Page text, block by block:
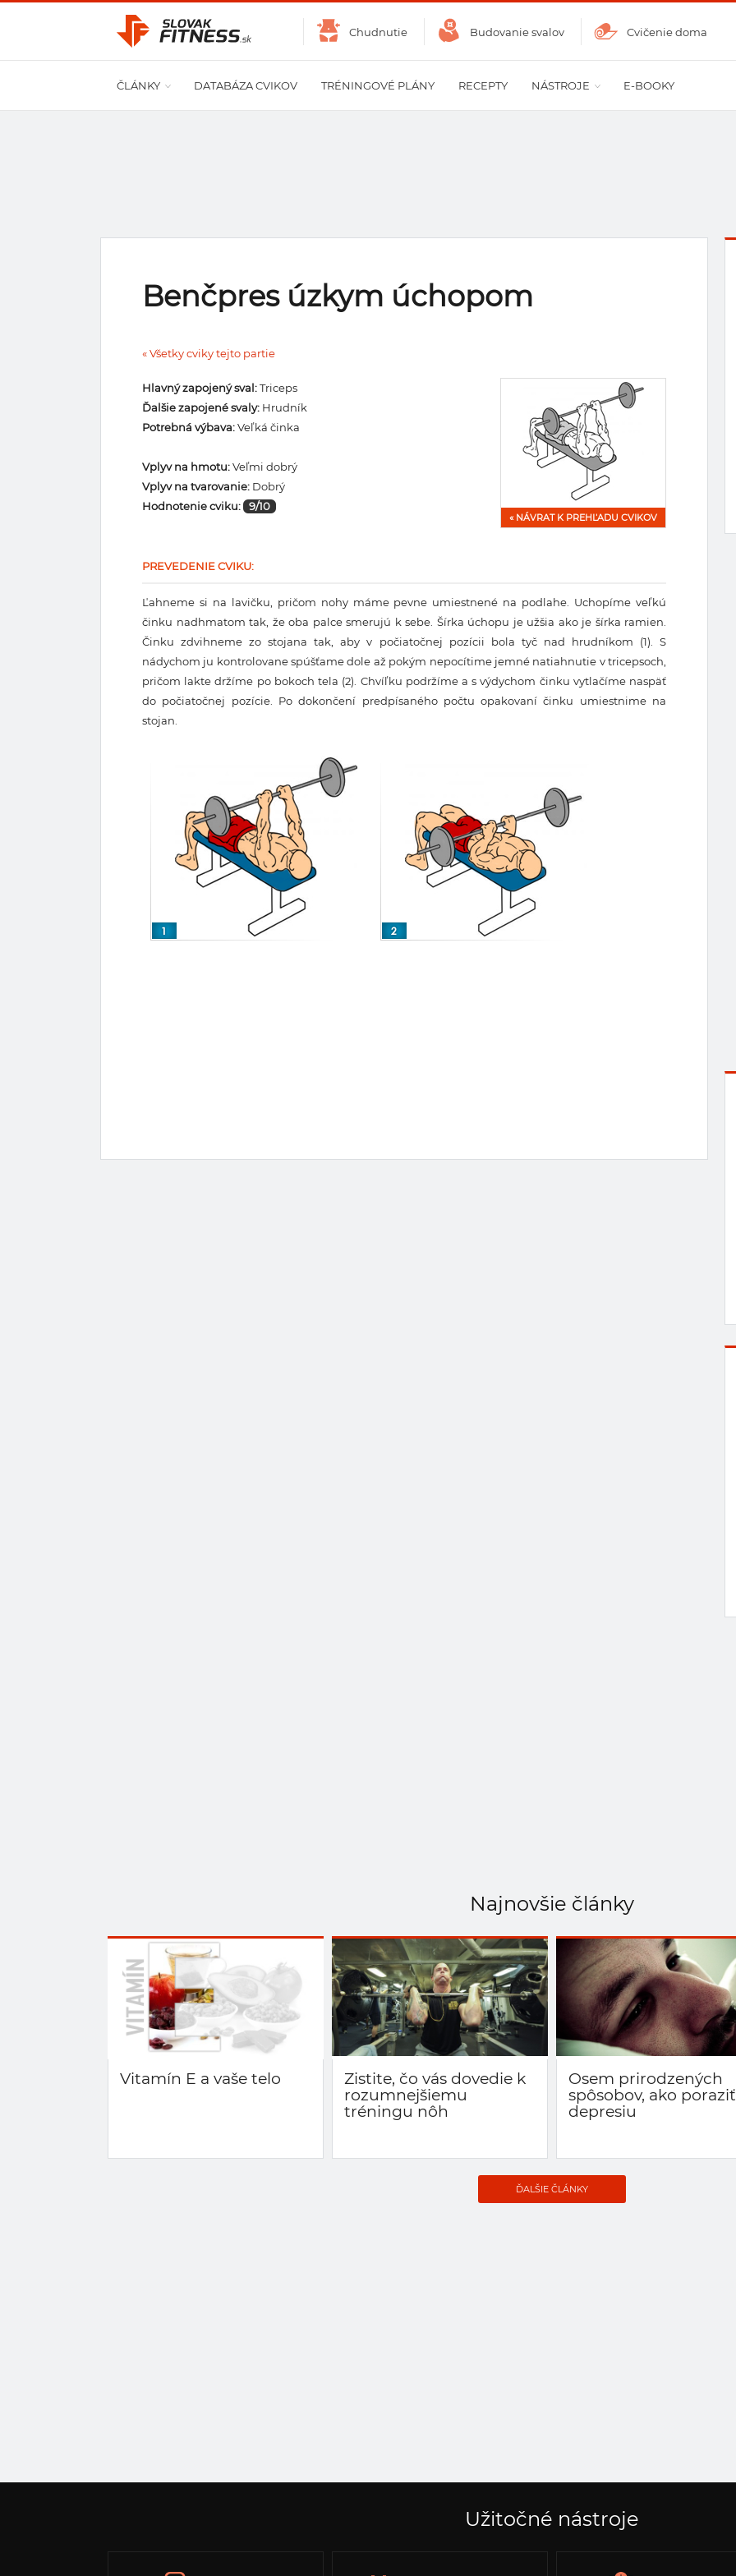
Chudnutie Budovanie svalov Cvičenie doma
ČLÁNKY DATABÁZA CVIKOV TRÉNINGOVÉ PLÁNY RECEPTY NÁSTROJE E-BOOKY
Benčpres úzkym úchopom
« Všetky cviky tejto partie
« NÁVRAT K PREHĽADU CVIKOV
Hlavný zapojený sval:Triceps
Ďalšie zapojené svaly: Hrudník
Potrebná výbava:Veľká činka
Vplyv na hmotu:Veľmi dobrý
Vplyv na tvarovanie: Dobrý
Hodnotenie cviku:
9/10
PREVEDENIE CVIKU:
Ľahneme si na lavičku, pričom nohy máme pevne umiestnené na podlahe. Uchopíme veľkú
činku nadhmatom tak, že oba palce smerujú k sebe. Šírka úchopu je užšia ako je šírka ramien.
Činku zdvihneme zo stojana tak, aby v počiatočnej pozícii bola tyč nad hrudníkom (1). S
nádychom ju kontrolovane spúšťame dole až pokým nepocítime jemné natiahnutie v tricepsoch,
pričom lakte držíme po bokoch tela (2). Chvíľku podržíme a s výdychom činku vytlačíme naspäť
do počiatočnej pozície. Po dokončení predpísaného počtu opakovaní činku umiestnime na
stojan.
Najnovšie články
Vitamín E a vaše telo
Zistite, čo vás dovedie k
rozumnejšiemu
tréningu nôh
Osem prirodzených
spôsobov, ako poraziť
depresiu
ĎALŠIE ČLÁNKY
Užitočné nástroje